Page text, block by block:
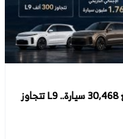
مبيعات لي أوتو Li Auto في يوليو 2026 تبلغ 30,468 سيارة.. L9 تتجاوز